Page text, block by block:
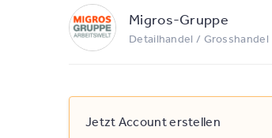
Migros-Gruppe
Detailhandel / Grosshandel
Jetzt Account erstellen